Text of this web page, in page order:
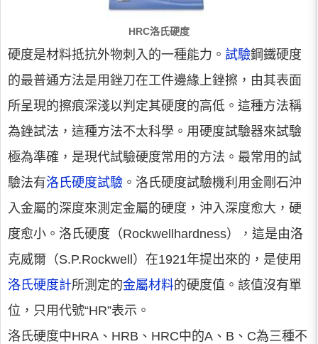
HRC洛氏硬度
硬度是材料抵抗外物刺入的一種能力。 試驗鋼鐵硬度
的最普通方法是用銼刀在工件邊緣上銼擦，由其表面
所呈現的擦痕深淺以判定其硬度的高低。這種方法稱
為銼試法，這種方法不太科學。用硬度試驗器來試驗
極為準確，是現代試驗硬度常用的方法。最常用的試
驗法有洛氏硬度試驗 。洛氏硬度試驗機利用金剛石沖
入金屬的深度來測定金屬的硬度，沖入深度愈大，硬
度愈小。洛氏硬度（Rockwellhardness），這是由洛
克威爾（S.P.Rockwell）在1921年提出來的，是使用
洛氏硬度計所測定的金屬材料的硬度值。該值沒有單
位，只用代號“HR”表示。
洛氏硬度中HRA、HRB、HRC中的A、B、C為三種不